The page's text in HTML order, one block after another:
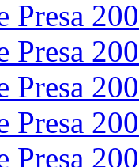
Presa
Presa
Presa
Presa
Presa